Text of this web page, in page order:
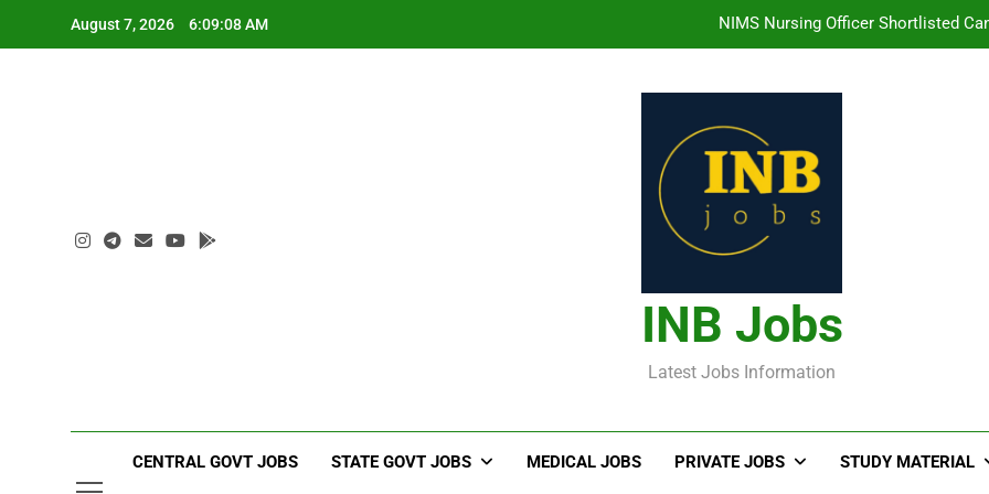
August 7, 2026 6:09:08 AM NIMS Nursing Officer Shortlisted
NIMS Nursing Officer Shortlisted
INB Jobs
Latest Jobs Information
CENTRAL GOVT JOBS STATE GOVT JOBS MEDICAL JOBS PRIVATE JOBS STUDY MATERIAL